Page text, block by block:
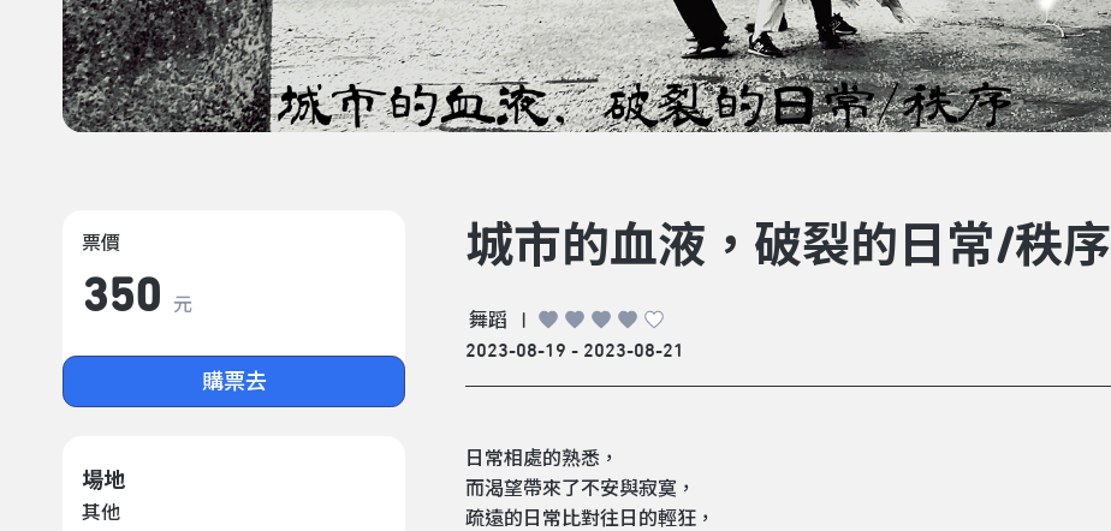
票價
350 元
購票去
場地
其他
城市的血液，破裂的日常/秩序
舞蹈
2023-08-19 - 2023-08-21
日常相處的熟悉，
而渴望帶來了不安與寂寞，
疏遠的日常比對往日的輕狂，